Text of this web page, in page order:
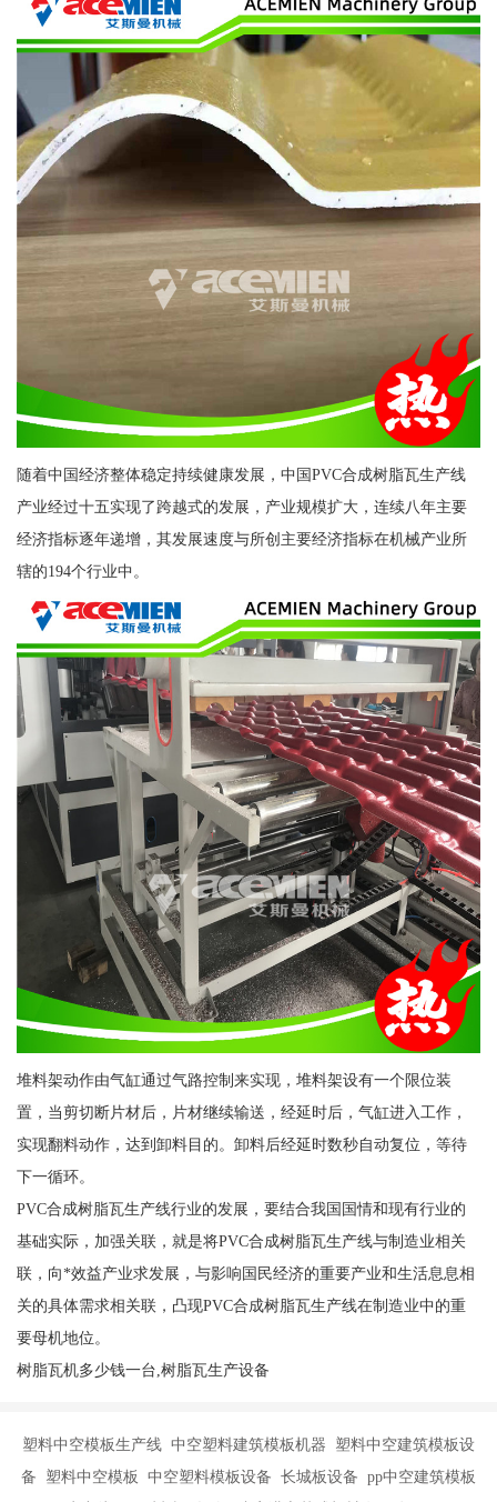
随着中国经济整体稳定持续健康发展，中国PVC合成树脂瓦生产线
产业经过十五实现了跨越式的发展，产业规模扩大，连续八年主要
经济指标逐年递增，其发展速度与所创主要经济指标在机械产业所
辖的194个行业中。
堆料架动作由气缸通过气路控制来实现，堆料架设有一个限位装
置，当剪切断片材后，片材继续输送，经延时后，气缸进入工作，
实现翻料动作，达到卸料目的。卸料后经延时数秒自动复位，等待
下一循环。
PVC合成树脂瓦生产线行业的发展，要结合我国国情和现有行业的
基础实际，加强关联，就是将PVC合成树脂瓦生产线与制造业相关
联，向*效益产业求发展，与影响国民经济的重要产业和生活息息相
关的具体需求相关联，凸现PVC合成树脂瓦生产线在制造业中的重
要母机地位。
树脂瓦机多少钱一台,树脂瓦生产设备
塑料中空模板生产线 中空塑料建筑模板机器 塑料中空建筑模板设
备 塑料中空模板 中空塑料模板设备 长城板设备 pp中空建筑模板